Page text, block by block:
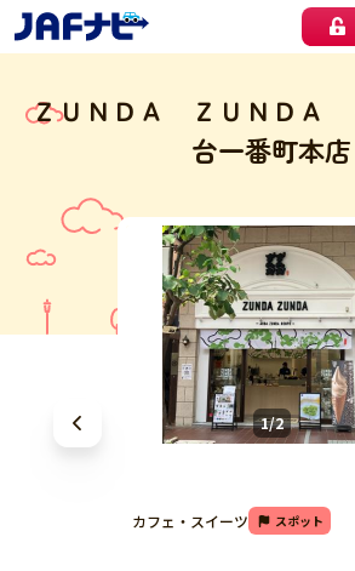
ＺＵＮＤＡ ＺＵＮＤＡ
台一番町本店
1/2
カフェ・スイーツ スポット